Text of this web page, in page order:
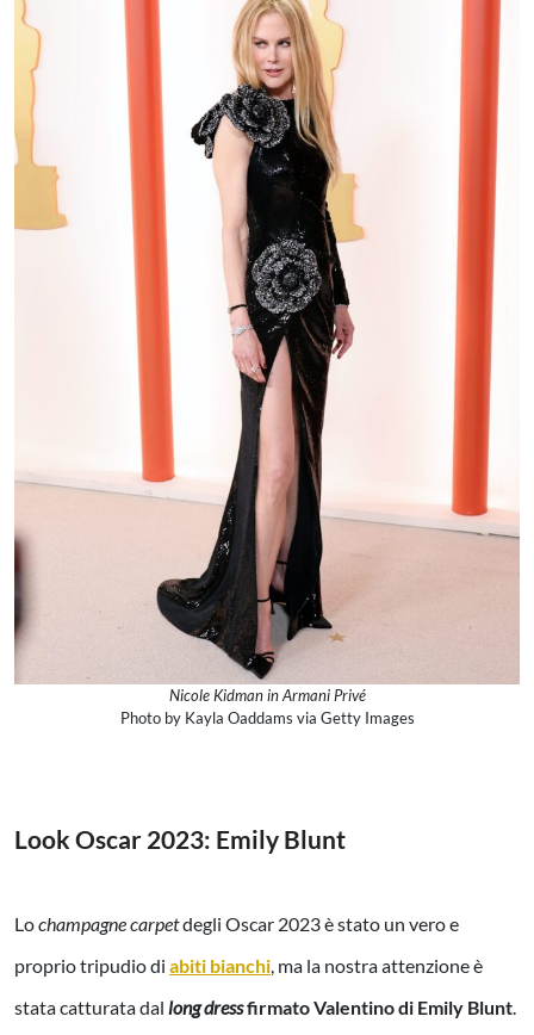
Nicole Kidman in Armani Privé
Photo by Kayla Oaddams via Getty Images
Look Oscar 2023: Emily Blunt
Lochampagne carpetdegli Oscar 2023 è stato un vero e
proprio tripudio di abiti bianchi, ma la nostra attenzione è
stata catturata dal long dressfirmato Valentino di Emily Blunt.